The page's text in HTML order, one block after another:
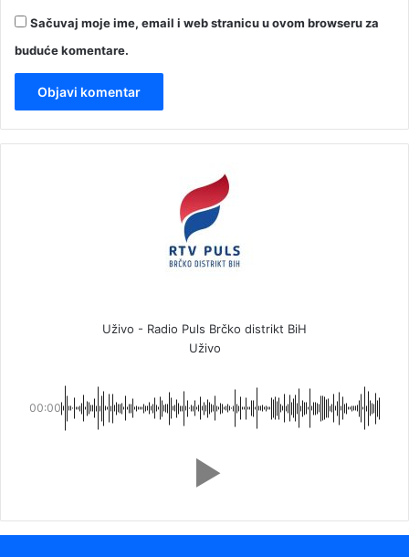
Sačuvaj moje ime, email i web stranicu u ovom browseru za
buduće komentare.
Uživo - Radio Puls Brčko distrikt BiH
Uživo
00:00